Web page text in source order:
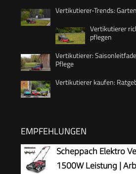
Vertikutierer-Trends:
Vertikutierer
pflegen
Vertikutierer:
Pflege
Vertikutierer kaufen:
EMPFEHLUNGEN
Scheppach Elektro
1500W Leistung |